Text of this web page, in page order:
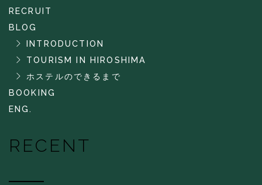
RECRUIT
BLOG
INTRODUCTION
TOURISM IN HIROSHIMA
ホステルのできるまで
BOOKING
ENG.
RECENT